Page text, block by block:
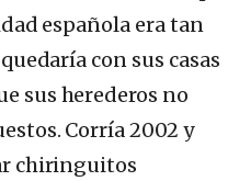
española era tan
con sus casas
sus herederos no
Corría 2002 y
chiringuitos